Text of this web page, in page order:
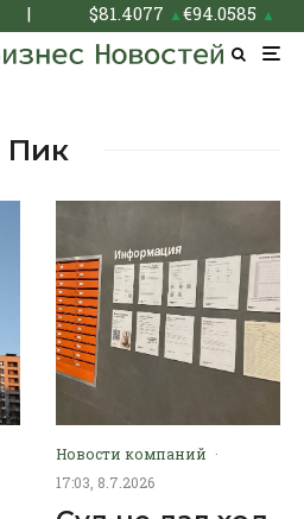
| $81.4077 ▲€94.0585 ▲
Пик
Новости компаний ·
17:03, 8.7.2026